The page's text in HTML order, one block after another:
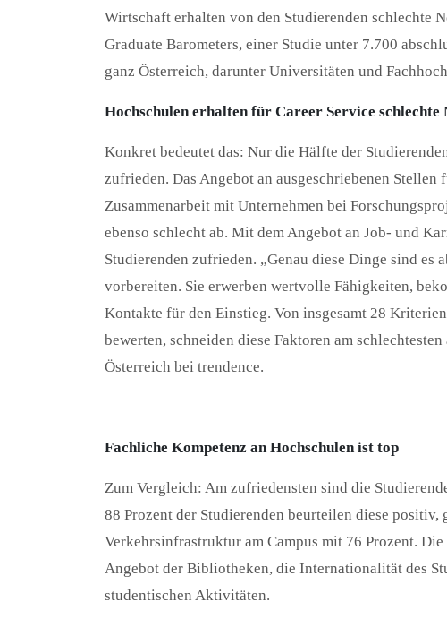
Wirtschaft erhalten von den Studierenden schlechte
Graduate Barometers, einer Studie unter 7.700
ganz Österreich, darunter Universitäten und
Hochschulen erhalten für Career Service schlechte
Konkret bedeutet das: Nur die Hälfte der
zufrieden. Das Angebot an ausgeschriebenen
Zusammenarbeit mit Unternehmen bei
ebenso schlecht ab. Mit dem Angebot an Job- und
Studierenden zufrieden. „Genau diese Dinge sind es
vorbereiten. Sie erwerben wertvolle Fähigkeiten,
Kontakte für den Einstieg. Von insgesamt 28
bewerten, schneiden diese Faktoren am
Österreich bei trendence.
Fachliche Kompetenz an Hochschulen ist top
Zum Vergleich: Am zufriedensten sind die
88 Prozent der Studierenden beurteilen diese
Verkehrsinfrastruktur am Campus mit 76 Prozent.
Angebot der Bibliotheken, die Internationalität des
studentischen Aktivitäten.